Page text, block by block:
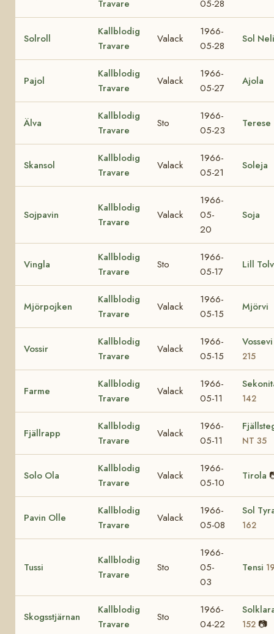
Travare
05-28
Solroll
Kallblodig
Travare
Valack
1966-
05-28
Sol Neli
Pajol
Kallblodig
Travare
Valack
1966-
05-27
Ajola
Älva
Kallblodig
Travare
Sto
1966-
05-23
Terese
Skansol
Kallblodig
Travare
Valack
1966-
05-21
Soleja
Sojpavin
Kallblodig
Travare
Valack
1966-
05-
20
Soja
Vingla
Kallblodig
Travare
Sto
1966-
05-17
Lill
Mjörpojken
Kallblodig
Travare
Valack
1966-
05-15
Mjörvi
Vossir
Kallblodig
Travare
Valack
1966-
05-15
215
Farme
Kallblodig
Travare
Valack
1966-
05-11
142
Fjällrapp
Kallblodig
Travare
Valack
1966-
05-11
NT 35
Solo Ola
Kallblodig
Travare
Valack
1966-
05-10
Tirola
Pavin Olle
Kallblodig
Travare
Valack
1966-
05-08
Sol
162
Tussi
Kallblodig
Travare
Sto
1966-
05-
03
Tensi
Skogsstjärnan
Kallblodig
Travare
Sto
1966-
04-22
152 📷